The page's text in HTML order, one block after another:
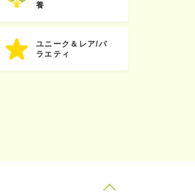
養
ユニーク＆レア/バ
ラエティ